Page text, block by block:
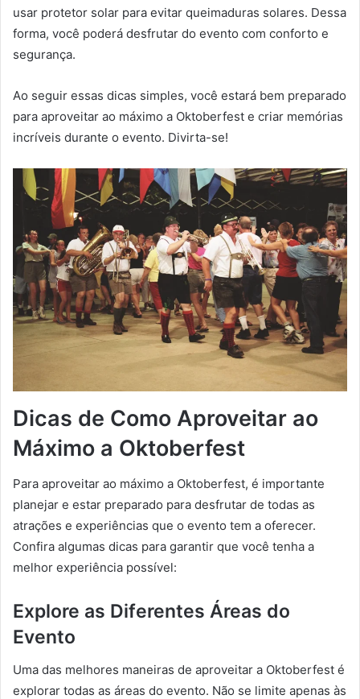
usar protetor solar para evitar queimaduras solares. Dessa
forma, você poderá desfrutar do evento com conforto e
segurança.
Ao seguir essas dicas simples, você estará bem preparado
para aproveitar ao máximo a Oktoberfest e criar memórias
incríveis durante o evento. Divirta-se!
Dicas de Como Aproveitar ao
Máximo a Oktoberfest
Para aproveitar ao máximo a Oktoberfest, é importante
planejar e estar preparado para desfrutar de todas as
atrações e experiências que o evento tem a oferecer.
Confira algumas dicas para garantir que você tenha a
melhor experiência possível:
Explore as Diferentes Áreas do
Evento
Uma das melhores maneiras de aproveitar a Oktoberfest é
explorar todas as áreas do evento. Não se limite apenas às